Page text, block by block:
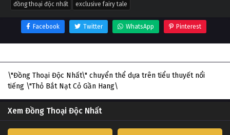
đồng thoại độc nhất exclusive fairy tale
Facebook Twitter WhatsApp Pinterest
\"Đồng Thoại Độc Nhất\" chuyển thể dựa trên tiểu thuyết nổi
tiếng \"Thỏ Bắt Nạt Cỏ Gần Hang\
Xem Đồng Thoại Độc Nhất